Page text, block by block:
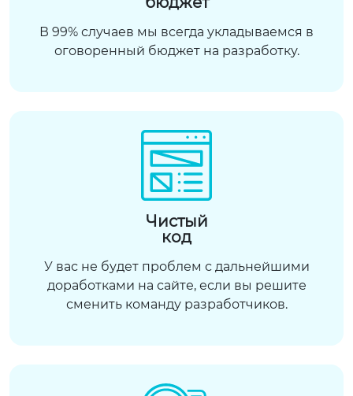
В 99% случаев мы всегда укладываемся в
оговоренный бюджет на разработку.
Чистый
код
У вас не будет проблем с дальнейшими
доработками на сайте, если вы решите
сменить команду разработчиков.